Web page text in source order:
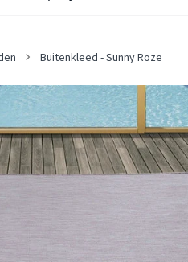
Buitenkleed - Sunny Roze